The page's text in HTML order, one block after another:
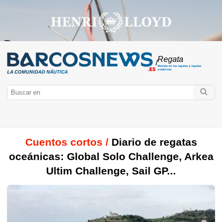
/Regata
Revista de las regatas y regatas
oceánicas
Cuentos cortos / Diario de regatas
oceánicas: Global Solo Challenge, Arkea
Ultim Challenge, Sail GP...